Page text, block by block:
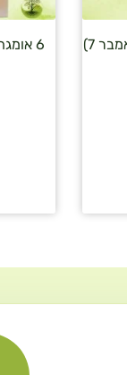
30+7 כמוסות קומפלקסNO7 (נאמבר 7)